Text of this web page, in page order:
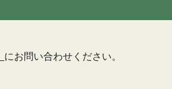
にお問い合わせください。